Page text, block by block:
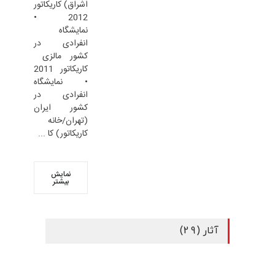
اشراق) کاریکاتور
2012 •
نمایشگاه
انفرادی در
کشور مالزی ​​
کاریکاتور 2011
• نمایشگاه
انفرادی در
کشور ایران
(تهران​/خانه
کاریکاتور) کا ...
نمایش
بیشتر
آثار (29)